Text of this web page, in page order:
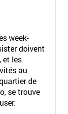
week-
doivent
et les
au
de
se trouve